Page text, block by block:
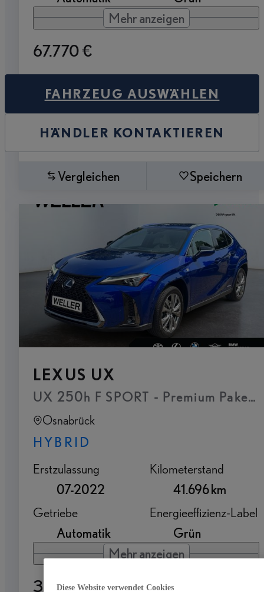
Mehr anzeigen
67.770 €
FAHRZEUG AUSWÄHLEN
HÄNDLER KONTAKTIEREN
Vergleichen Speichern
LEXUS UX
UX 250h F SPORT - Premium Paket
Osnabrück
HYBRID
Erstzulassung
07-2022
Kilometerstand
41.696 km
Getriebe
Automatik
Energieeffizienz-Label
Grün
Mehr anzeigen
33.990 €
Diese Website verwendet Cookies